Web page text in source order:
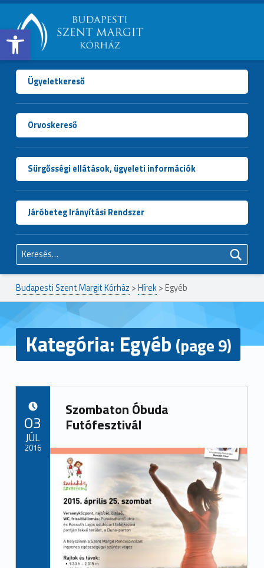
Open toolbar
BUDAPESTI
SZENT
MARGIT
KÓRHÁZ
Ügyeletkereső
Orvoskereső
Sürgősségi ellátások, ügyeleti információk
Járóbeteg Irányítási Rendszer
Keresés:
Budapesti Szent Margit Kórház >Hírek> Egyéb
Kategória: Egyéb (page 9)
Szombaton Óbuda
Futófesztivál
03
JÚL
2016